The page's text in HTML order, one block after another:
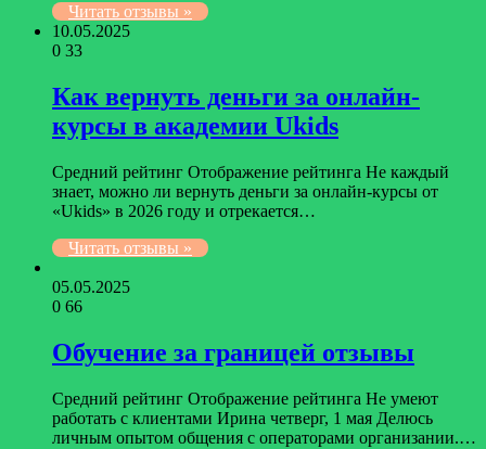
Читать отзывы »
10.05.2025
0 33
Как вернуть деньги за онлайн-
курсы в академии Ukids
Средний рейтинг Отображение рейтинга Не каждый
знает, можно ли вернуть деньги за онлайн-курсы от
«Ukids» в 2026 году и отрекается…
Читать отзывы »
05.05.2025
0 66
Обучение за границей отзывы
Средний рейтинг Отображение рейтинга Не умеют
работать с клиентами Ирина четверг, 1 мая Делюсь
личным опытом общения с операторами организании.…